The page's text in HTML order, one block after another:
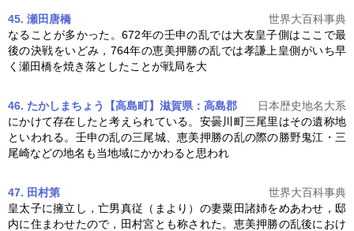
45. 瀬田唐橋
世界大百科事典
なることが多かった。672年の壬申の乱では大友皇子側はここで最
後の決戦をいどみ，764年の恵美押勝の乱では孝謙上皇側がいち早
く瀬田橋を焼き落としたことが戦局を大
46. たかしまちょう【高島町】滋賀県：高島郡
日本歴史地名大系
にかけて存在したと考えられている。安曇川町三尾里はその遺称地
といわれる。壬申の乱の三尾城、恵美押勝の乱の際の勝野鬼江・三
尾崎などの地名も当地域にかかわると思われ
47. 田村第
世界大百科事典
皇太子に擁立し，亡男真従（まより）の妻粟田諸姉をめあわせ，邸
内に住まわせたので，田村宮とも称された。 恵美押勝の乱後におけ